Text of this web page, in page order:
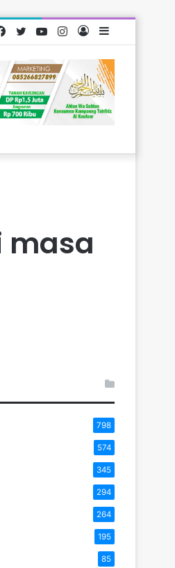
Log
Instagram
YouTube
Twitter
Facebook
masa
798
574
345
294
264
195
85